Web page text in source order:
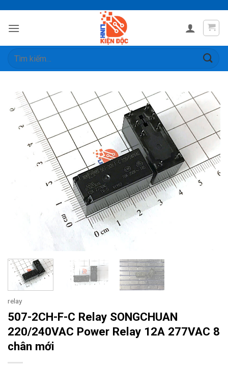
content
Tìm
kiếm:
relay
507-2CH-F-C Relay SONGCHUAN
220/240VAC Power Relay 12A 277VAC 8
chân mới